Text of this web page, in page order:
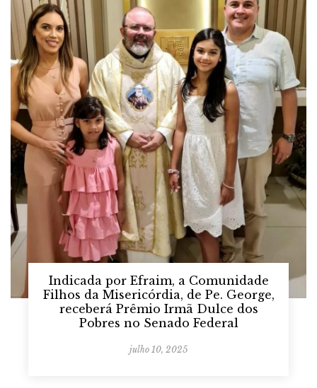
Indicada por Efraim, a Comunidade
Filhos da Misericórdia, de Pe. George,
receberá Prêmio Irmã Dulce dos
Pobres no Senado Federal
julho 10, 2025